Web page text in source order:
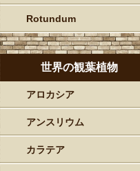
Rotundum
世界の観葉植物
アロカシア
アンスリウム
カラテア